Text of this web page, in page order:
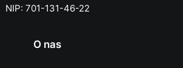
NIP: 701-131-46-22
O nas